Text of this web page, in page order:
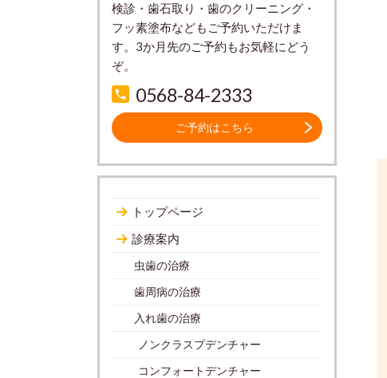
検診・歯石取り・歯のクリーニング・
フッ素塗布などもご予約いただけま
す。3か月先のご予約もお気軽にどう
ぞ。
0568-84-2333
ご予約はこちら
トップページ
診療案内
虫歯の治療
歯周病の治療
入れ歯の治療
ノンクラスプデンチャー
コンフォートデンチャー